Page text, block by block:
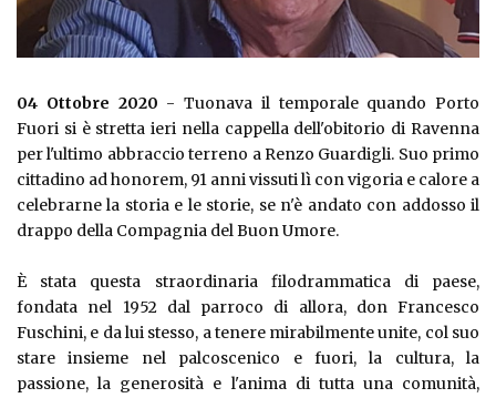
04 Ottobre 2020 - Tuonava il temporale quando Porto
Fuori si è stretta ieri nella cappella dell'obitorio di Ravenna
per l'ultimo abbraccio terreno a Renzo Guardigli. Suo primo
cittadino ad honorem, 91 anni vissuti lì con vigoria e calore a
celebrarne la storia e le storie, se n'è andato con addosso il
drappo della Compagnia del Buon Umore.
È stata questa straordinaria filodrammatica di paese,
fondata nel 1952 dal parroco di allora, don Francesco
Fuschini, e da lui stesso, a tenere mirabilmente unite, col suo
stare insieme nel palcoscenico e fuori, la cultura, la
passione, la generosità e l'anima di tutta una comunità,